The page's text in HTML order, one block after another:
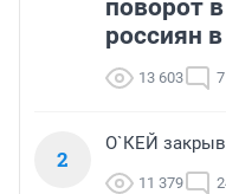
поворот
россиян
13 603 7
2
О`КЕЙ
11 379